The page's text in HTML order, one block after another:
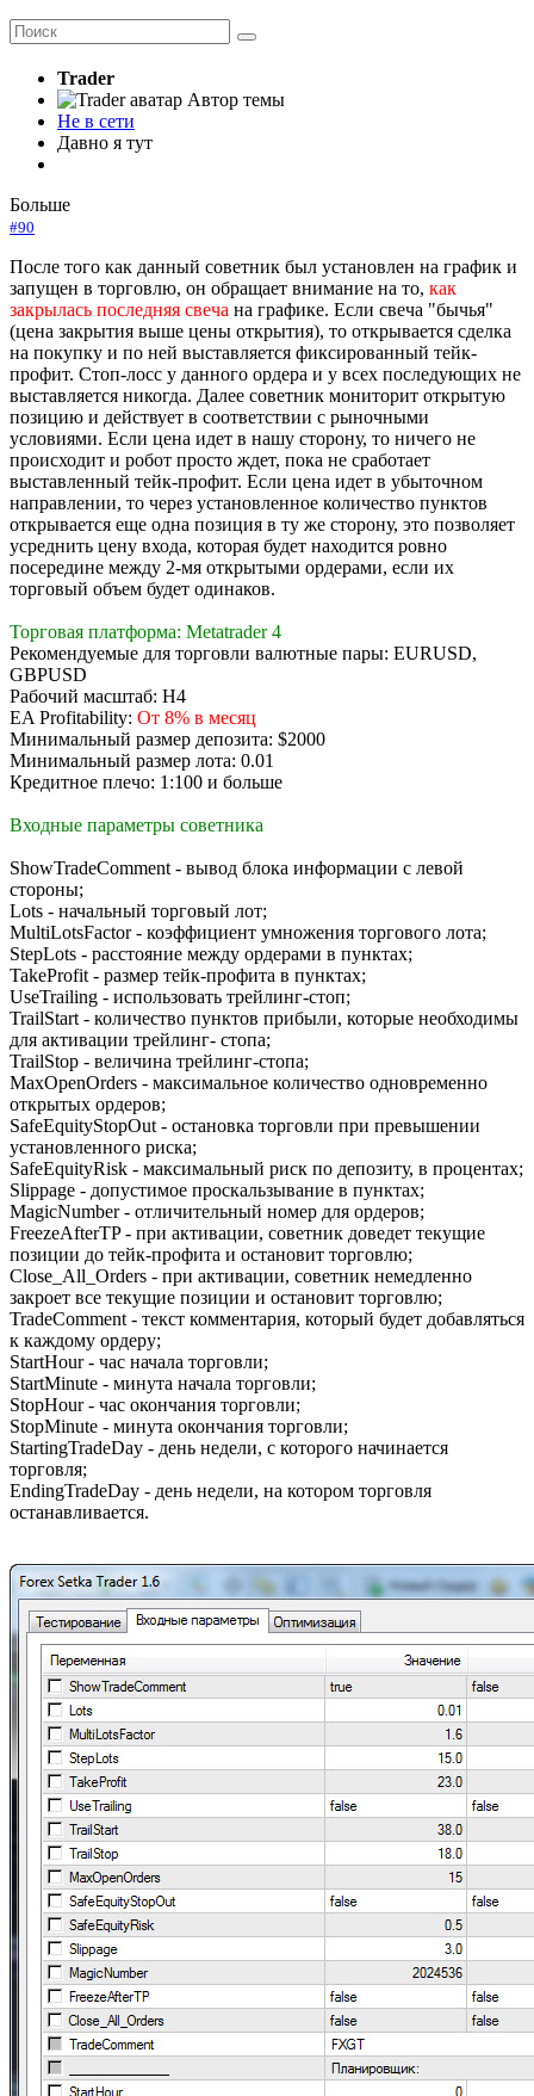
Trader
Автор темы
Не в сети
Давно я тут
Больше
#90
После того как данный советник был установлен на график и
запущен в торговлю, он обращает внимание на то, как
закрылась последняя свеча на графике. Если свеча "бычья"
(цена закрытия выше цены открытия), то открывается сделка
на покупку и по ней выставляется фиксированный тейк-
профит. Стоп-лосс у данного ордера и у всех последующих не
выставляется никогда. Далее советник мониторит открытую
позицию и действует в соответствии с рыночными
условиями. Если цена идет в нашу сторону, то ничего не
происходит и робот просто ждет, пока не сработает
выставленный тейк-профит. Если цена идет в убыточном
направлении, то через установленное количество пунктов
открывается еще одна позиция в ту же сторону, это позволяет
усреднить цену входа, которая будет находится ровно
посередине между 2-мя открытыми ордерами, если их
торговый объем будет одинаков.
Торговая платформа: Metatrader 4
Рекомендуемые для торговли валютные пары: EURUSD,
GBPUSD
Рабочий масштаб: H4
EA Profitability: От 8% в месяц
Минимальный размер депозита: $2000
Минимальный размер лота: 0.01
Кредитное плечо: 1:100 и больше
Входные параметры советника
ShowTradeComment - вывод блока информации с левой
стороны;
Lots - начальный торговый лот;
MultiLotsFactor - коэффициент умножения торгового лота;
StepLots - расстояние между ордерами в пунктах;
TakeProfit - размер тейк-профита в пунктах;
UseTrailing - использовать трейлинг-стоп;
TrailStart - количество пунктов прибыли, которые необходимы
для активации трейлинг- стопа;
TrailStop - величина трейлинг-стопа;
MaxOpenOrders - максимальное количество одновременно
открытых ордеров;
SafeEquityStopOut - остановка торговли при превышении
установленного риска;
SafeEquityRisk - максимальный риск по депозиту, в процентах;
Slippage - допустимое проскальзывание в пунктах;
MagicNumber - отличительный номер для ордеров;
FreezeAfterTP - при активации, советник доведет текущие
позиции до тейк-профита и остановит торговлю;
Close_All_Orders - при активации, советник немедленно
закроет все текущие позиции и остановит торговлю;
TradeComment - текст комментария, который будет добавляться
к каждому ордеру;
StartHour - час начала торговли;
StartMinute - минута начала торговли;
StopHour - час окончания торговли;
StopMinute - минута окончания торговли;
StartingTradeDay - день недели, с которого начинается
торговля;
EndingTradeDay - день недели, на котором торговля
останавливается.